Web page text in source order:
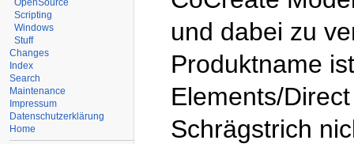
und dabei zu
Produktname
Elements/
Schrägstrich
Scripting
Windows
Stuff
Changes
Index
Search
Maintenance
Impressum
Datenschutzerklärung
Home